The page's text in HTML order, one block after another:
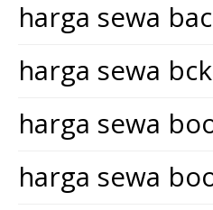
harga sewa
harga sewa
harga sewa
harga sewa